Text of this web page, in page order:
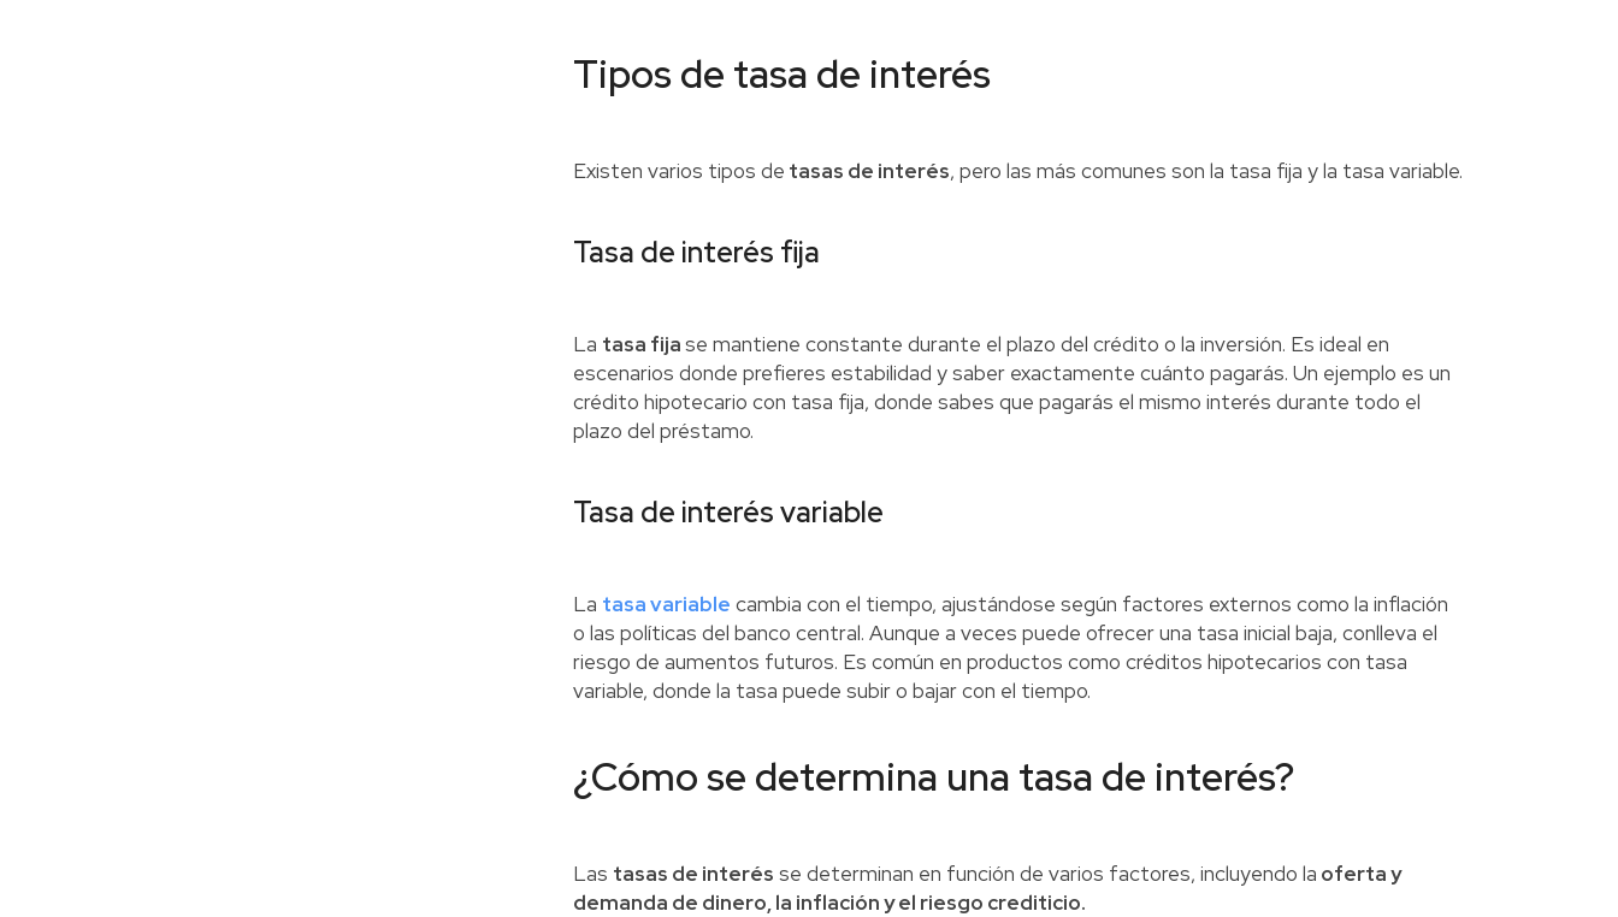
Tipos de tasa de interés
Existen varios tipos de tasas de interés, pero las más comunes son la tasa fija y la tasa variable.
Tasa de interés fija
La tasa fijase mantiene constante durante el plazo del crédito o la inversión. Es ideal en
escenarios donde prefieres estabilidad y saber exactamente cuánto pagarás. Un ejemplo es un
crédito hipotecario con tasa fija, donde sabes que pagarás el mismo interés durante todo el
plazo del préstamo.
Tasa de interés variable
La tasa variable cambia con el tiempo, ajustándose según factores externos como la inflación
o las políticas del banco central. Aunque a veces puede ofrecer una tasa inicial baja, conlleva el
riesgo de aumentos futuros. Es común en productos como créditos hipotecarios con tasa
variable, donde la tasa puede subir o bajar con el tiempo.
¿Cómo se determina una tasa de interés?
Las tasas de interés se determinan en función de varios factores, incluyendo la oferta y
demanda de dinero, la inflación y el riesgo crediticio.